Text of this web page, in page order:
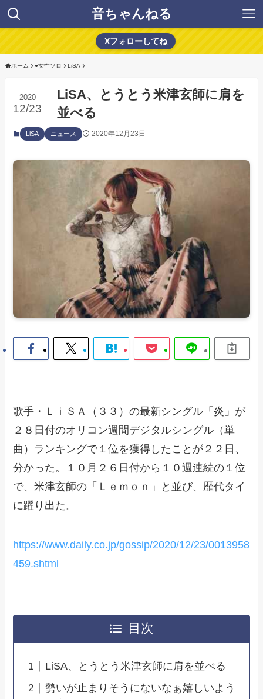
音ちゃんねる
Xフォローしてね
ホーム ●女性ソロ LiSA
LiSA、とうとう米津玄師に肩を
並べる
2020
12/23
LiSA ニュース 2020年12月23日
歌手・ＬｉＳＡ（３３）の最新シングル「炎」が
２８日付のオリコン週間デジタルシングル（単
曲）ランキングで１位を獲得したことが２２日、
分かった。１０月２６日付から１０週連続の１位
で、米津玄師の「Ｌｅｍｏｎ」と並び、歴代タイ
に躍り出た。
https://www.daily.co.jp/gossip/2020/12/23/0013958
459.shtml
目次
LiSA、とうとう米津玄師に肩を並べる
勢いが止まりそうにないなぁ嬉しいよう